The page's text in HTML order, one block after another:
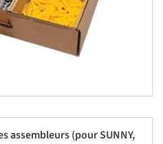
assembleurs (pour SUNNY,